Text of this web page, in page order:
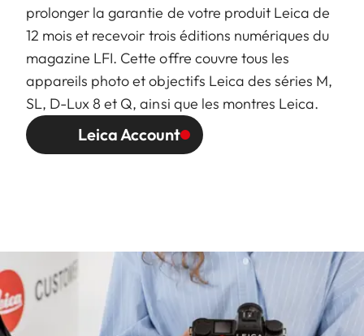
prolonger la garantie de votre produit Leica de
12 mois et recevoir trois éditions numériques du
magazine LFI. Cette offre couvre tous les
appareils photo et objectifs Leica des séries M,
SL, D-Lux 8 et Q, ainsi que les montres Leica.
Leica Account